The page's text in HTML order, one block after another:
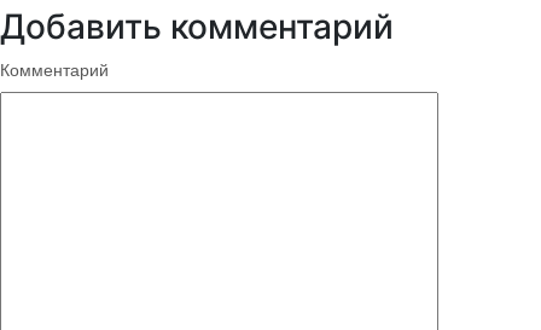
Добавить комментарий
Комментарий